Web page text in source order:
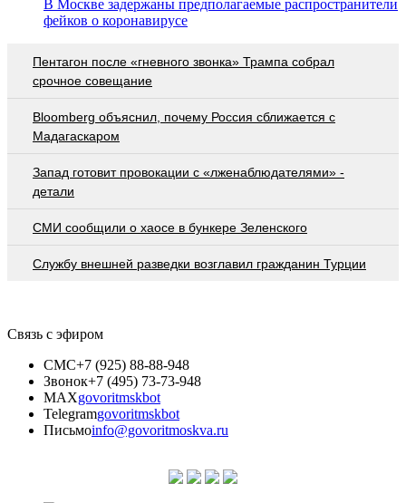
В Москве задержаны предполагаемые распространители
фейков о коронавирусе
Пентагон после «гневного звонка» Трампа собрал
срочное совещание
Bloomberg объяснил, почему Россия сближается с
Мадагаскаром
Запад готовит провокации с «лженаблюдателями» -
детали
СМИ сообщили о хаосе в бункере Зеленского
Службу внешней разведки возглавил гражданин Турции
Связь с эфиром
СМС+7 (925) 88-88-948
Звонок+7 (495) 73-73-948
MAXgovoritmskbot
Telegramgovoritmskbot
Письмоinfo@govoritmoskva.ru